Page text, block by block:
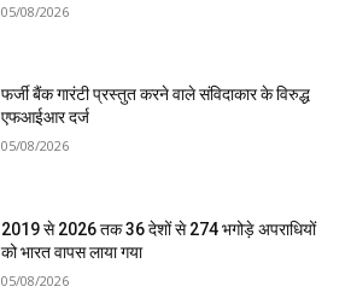
05/08/2026
फर्जी बैंक गारंटी प्रस्तुत करने वाले संविदाकार के विरुद्ध
एफआईआर दर्ज
05/08/2026
2019 से 2026 तक 36 देशों से 274 भगोड़े अपराधियों
को भारत वापस लाया गया
05/08/2026